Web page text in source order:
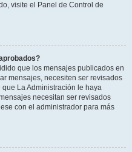
visite el Panel de Control de
que los mensajes publicados en
mensajes, necesiten ser revisados
La Administración le haya
necesitan ser revisados
con el administrador para más